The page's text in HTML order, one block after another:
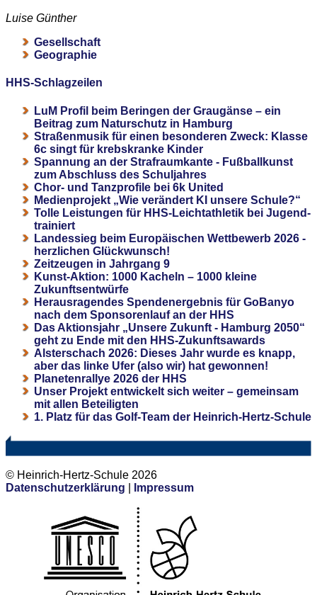
Luise Günther
Gesellschaft
Geographie
HHS-Schlagzeilen
LuM Profil beim Beringen der Graugänse – ein
Beitrag zum Naturschutz in Hamburg
Straßenmusik für einen besonderen Zweck: Klasse
6c singt für krebskranke Kinder
Spannung an der Strafraumkante - Fußballkunst
zum Abschluss des Schuljahres
Chor- und Tanzprofile bei 6k United
Medienprojekt „Wie verändert KI unsere Schule?“
Tolle Leistungen für HHS-Leichtathletik bei Jugend-
trainiert
Landessieg beim Europäischen Wettbewerb 2026 -
herzlichen Glückwunsch!
Zeitzeugen in Jahrgang 9
Kunst-Aktion: 1000 Kacheln – 1000 kleine
Zukunftsentwürfe
Herausragendes Spendenergebnis für GoBanyo
nach dem Sponsorenlauf an der HHS
Das Aktionsjahr „Unsere Zukunft - Hamburg 2050“
geht zu Ende mit den HHS-Zukunftsawards
Alsterschach 2026: Dieses Jahr wurde es knapp,
aber das linke Ufer (also wir) hat gewonnen!
Planetenrallye 2026 der HHS
Unser Projekt entwickelt sich weiter – gemeinsam
mit allen Beteiligten
1. Platz für das Golf-Team der Heinrich-Hertz-Schule
© Heinrich-Hertz-Schule 2026
Datenschutzerklärung
Impressum